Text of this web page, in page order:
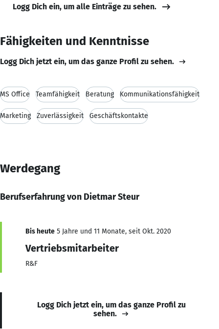
Logg Dich ein, um alle Einträge zu sehen.
Fähigkeiten und Kenntnisse
Logg Dich jetzt ein, um das ganze Profil zu sehen.
MS Office Teamfähigkeit Beratung Kommunikationsfähigkeit
Marketing Zuverlässigkeit Geschäftskontakte
Werdegang
Berufserfahrung von Dietmar Steur
Bis heute 5 Jahre und 11 Monate, seit Okt. 2020
Vertriebsmitarbeiter
R&F
Logg Dich jetzt ein, um das ganze Profil zu
sehen.